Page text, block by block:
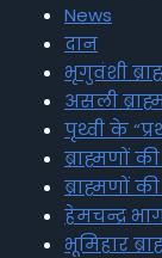
News
दान
भृगुवंशी
असली
पृथ्वी के
ब्राह्मणों
ब्राह्मणों
हेमचन्द्र
भूमिहार